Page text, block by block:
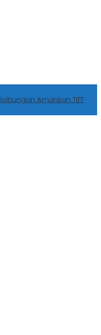
Amankan TIFF